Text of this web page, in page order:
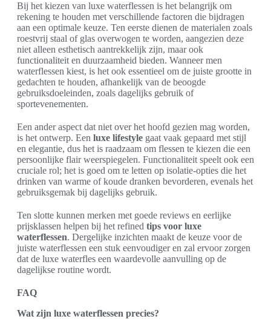
Bij het kiezen van luxe waterflessen is het belangrijk om
rekening te houden met verschillende factoren die bijdragen
aan een optimale keuze. Ten eerste dienen de materialen zoals
roestvrij staal of glas overwogen te worden, aangezien deze
niet alleen esthetisch aantrekkelijk zijn, maar ook
functionaliteit en duurzaamheid bieden. Wanneer men
waterflessen kiest, is het ook essentieel om de juiste grootte in
gedachten te houden, afhankelijk van de beoogde
gebruiksdoeleinden, zoals dagelijks gebruik of
sportevenementen.
Een ander aspect dat niet over het hoofd gezien mag worden,
is het ontwerp. Een luxe lifestyle gaat vaak gepaard met stijl
en elegantie, dus het is raadzaam om flessen te kiezen die een
persoonlijke flair weerspiegelen. Functionaliteit speelt ook een
cruciale rol; het is goed om te letten op isolatie-opties die het
drinken van warme of koude dranken bevorderen, evenals het
gebruiksgemak bij dagelijks gebruik.
Ten slotte kunnen merken met goede reviews en eerlijke
prijsklassen helpen bij het refined tips voor luxe
waterflessen. Dergelijke inzichten maakt de keuze voor de
juiste waterflessen een stuk eenvoudiger en zal ervoor zorgen
dat de luxe waterfles een waardevolle aanvulling op de
dagelijkse routine wordt.
FAQ
Wat zijn luxe waterflessen precies?